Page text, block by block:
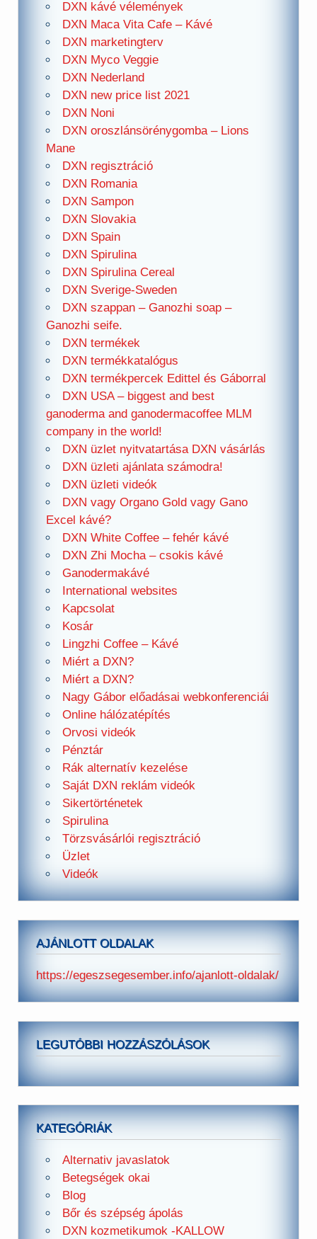
DXN kávé vélemények
DXN Maca Vita Cafe – Kávé
DXN marketingterv
DXN Myco Veggie
DXN Nederland
DXN new price list 2021
DXN Noni
DXN oroszlánsörénygomba – Lions
Mane
DXN regisztráció
DXN Romania
DXN Sampon
DXN Slovakia
DXN Spain
DXN Spirulina
DXN Spirulina Cereal
DXN Sverige-Sweden
DXN szappan – Ganozhi soap –
Ganozhi seife.
DXN termékek
DXN termékkatalógus
DXN termékpercek Edittel és Gáborral
DXN USA – biggest and best
ganoderma and ganodermacoffee MLM
company in the world!
DXN üzlet nyitvatartása DXN vásárlás
DXN üzleti ajánlata számodra!
DXN üzleti videók
DXN vagy Organo Gold vagy Gano
Excel kávé?
DXN White Coffee – fehér kávé
DXN Zhi Mocha – csokis kávé
Ganodermakávé
International websites
Kapcsolat
Kosár
Lingzhi Coffee – Kávé
Miért a DXN?
Miért a DXN?
Nagy Gábor előadásai webkonferenciái
Online hálózatépítés
Orvosi videók
Pénztár
Rák alternatív kezelése
Saját DXN reklám videók
Sikertörténetek
Spirulina
Törzsvásárlói regisztráció
Üzlet
Videók
AJÁNLOTT OLDALAK
https://egeszsegesember.info/ajanlott-oldalak/
LEGUTÓBBI HOZZÁSZÓLÁSOK
KATEGÓRIÁK
Alternativ javaslatok
Betegségek okai
Blog
Bőr és szépség ápolás
DXN kozmetikumok -KALLOW